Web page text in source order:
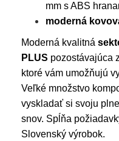
mm s ABS
moderná
Moderná kvalitná
PLUS pozostávajúca
ktoré vám umožňujú
Veľké množstvo
vyskladať si svoju
snov. Spĺňa
Slovenský výrobok.